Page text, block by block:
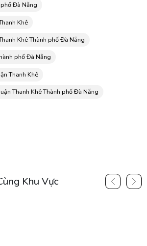
Đà Nẵng
Khê
Khê Thành phố Đà Nẵng
phố Đà Nẵng
Thanh Khê
Thanh Khê Thành phố Đà Nẵng
Khu Vực